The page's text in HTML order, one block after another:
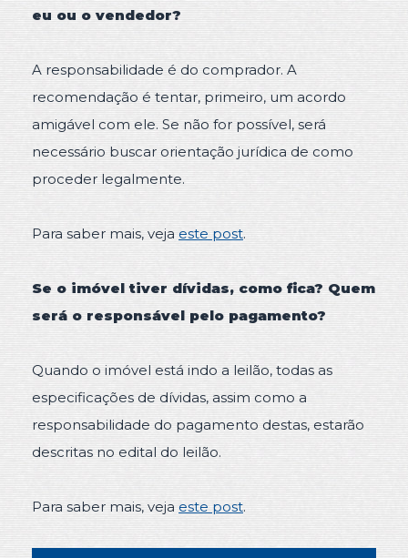
eu ou o vendedor?
A responsabilidade é do comprador. A
recomendação é tentar, primeiro, um acordo
amigável com ele. Se não for possível, será
necessário buscar orientação jurídica de como
proceder legalmente.
Para saber mais, veja este post.
Se o imóvel tiver dívidas, como fica? Quem
será o responsável pelo pagamento?
Quando o imóvel está indo a leilão, todas as
especificações de dívidas, assim como a
responsabilidade do pagamento destas, estarão
descritas no edital do leilão.
Para saber mais, veja este post.